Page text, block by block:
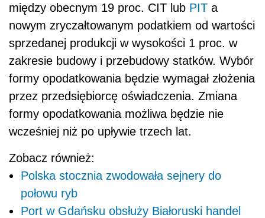
między obecnym 19 proc. CIT lub PIT a
nowym zryczałtowanym podatkiem od wartości
sprzedanej produkcji w wysokości 1 proc. w
zakresie budowy i przebudowy statków. Wybór
formy opodatkowania będzie wymagał złożenia
przez przedsiębiorcę oświadczenia. Zmiana
formy opodatkowania możliwa będzie nie
wcześniej niż po upływie trzech lat.
Zobacz również:
Polska stocznia zwodowała sejnery do
połowu ryb
Port w Gdańsku obsłuży Białoruski handel